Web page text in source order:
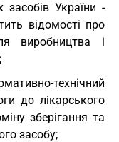
засобів України -
відомості про
виробництва і
технічний
до лікарського
зберігання та
засобу;